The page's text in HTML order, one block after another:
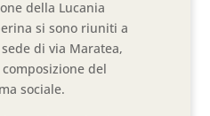
della Lucania
si sono riuniti a
di via Maratea,
del
sociale.